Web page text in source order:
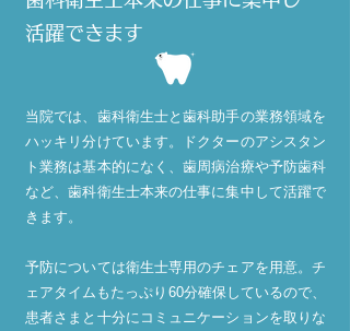
活躍できます
当院では、歯科衛生士と歯科助手の業務領域を
ハッキリ分けています。ドクターのアシスタン
ト業務は基本的になく、歯周病治療や予防歯科
など、歯科衛生士本来の仕事に集中して活躍で
きます。
予防については衛生士専用のチェアを用意。チ
ェアタイムもたっぷり60分確保しているので、
患者さまと十分にコミュニケーションを取りな